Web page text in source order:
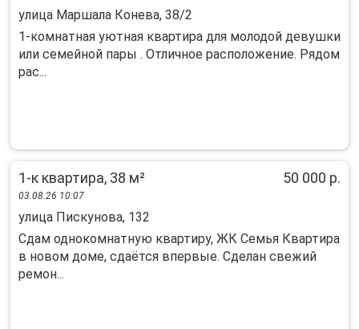
улица Маршала Конева, 38/2
1-комнатная уютная квартира для молодой девушки
или семейной пары . Отличное расположение. Рядом
рас...
1-к квартира, 38 м² 50 000 р.
03.08.26 10:07
улица Пискунова, 132
Сдам однокомнатную квартиру, ЖК Семья Квартира
в новом доме, сдаётся впервые. Сделан свежий
ремон...